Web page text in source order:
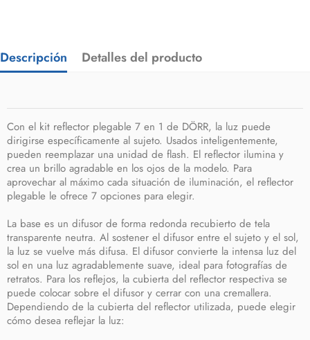
Descripción Detalles del producto
Con el kit reflector plegable 7 en 1 de DÖRR, la luz puede
dirigirse específicamente al sujeto. Usados ​​inteligentemente,
pueden reemplazar una unidad de flash. El reflector ilumina y
crea un brillo agradable en los ojos de la modelo. Para
aprovechar al máximo cada situación de iluminación, el reflector
plegable le ofrece 7 opciones para elegir.
La base es un difusor de forma redonda recubierto de tela
transparente neutra. Al sostener el difusor entre el sujeto y el sol,
la luz se vuelve más difusa. El difusor convierte la intensa luz del
sol en una luz agradablemente suave, ideal para fotografías de
retratos. Para los reflejos, la cubierta del reflector respectiva se
puede colocar sobre el difusor y cerrar con una cremallera.
Dependiendo de la cubierta del reflector utilizada, puede elegir
cómo desea reflejar la luz: